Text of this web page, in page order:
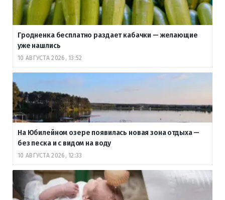
Гродненка бесплатно раздает кабачки — желающие
уже нашлись
10 АВГУСТА 2026, 13:52
На Юбилейном озере появилась новая зона отдыха —
без песка и с видом на воду
10 АВГУСТА 2026, 12:33